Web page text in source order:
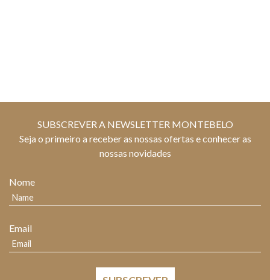
SUBSCREVER A NEWSLETTER MONTEBELO
Seja o primeiro a receber as nossas ofertas e conhecer as
nossas novidades
Nome
Email